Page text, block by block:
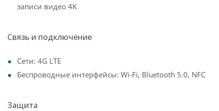
записи видео 4K
Связь и подключение
Сети: 4G LTE
Беспроводные интерфейсы: Wi-Fi, Bluetooth 5.0, NFC
Защита